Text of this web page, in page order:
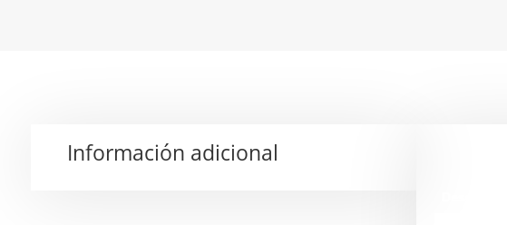
Información adicional